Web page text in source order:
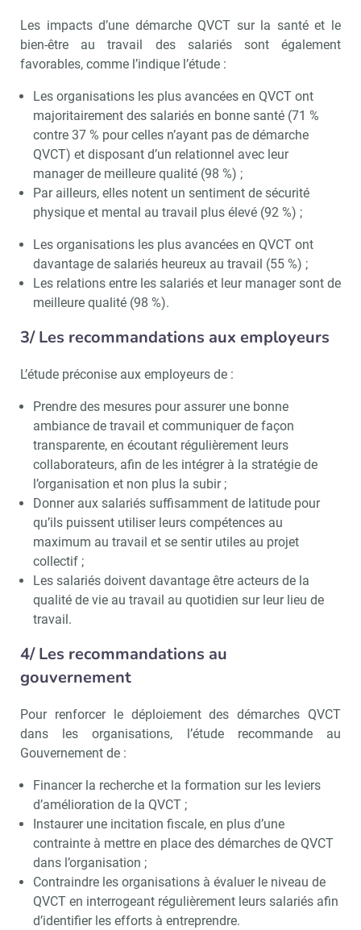
Les impacts d’une démarche QVCT sur la santé et le
bien-être au travail des salariés sont également
favorables, comme l’indique l’étude :
Les organisations les plus avancées en QVCT ont
majoritairement des salariés en bonne santé (71 %
contre 37 % pour celles n’ayant pas de démarche
QVCT) et disposant d’un relationnel avec leur
manager de meilleure qualité (98 %) ;
Par ailleurs, elles notent un sentiment de sécurité
physique et mental au travail plus élevé (92 %) ;
Les organisations les plus avancées en QVCT ont
davantage de salariés heureux au travail (55 %) ;
Les relations entre les salariés et leur manager sont de
meilleure qualité (98 %).
3/ Les recommandations aux employeurs
L’étude préconise aux employeurs de :
Prendre des mesures pour assurer une bonne
ambiance de travail et communiquer de façon
transparente, en écoutant régulièrement leurs
collaborateurs, afin de les intégrer à la stratégie de
l’organisation et non plus la subir ;
Donner aux salariés suffisamment de latitude pour
qu’ils puissent utiliser leurs compétences au
maximum au travail et se sentir utiles au projet
collectif ;
Les salariés doivent davantage être acteurs de la
qualité de vie au travail au quotidien sur leur lieu de
travail.
4/ Les recommandations au
gouvernement
Pour renforcer le déploiement des démarches QVCT
dans les organisations, l’étude recommande au
Gouvernement de :
Financer la recherche et la formation sur les leviers
d’amélioration de la QVCT ;
Instaurer une incitation fiscale, en plus d’une
contrainte à mettre en place des démarches de QVCT
dans l’organisation ;
Contraindre les organisations à évaluer le niveau de
QVCT en interrogeant régulièrement leurs salariés afin
d’identifier les efforts à entreprendre.